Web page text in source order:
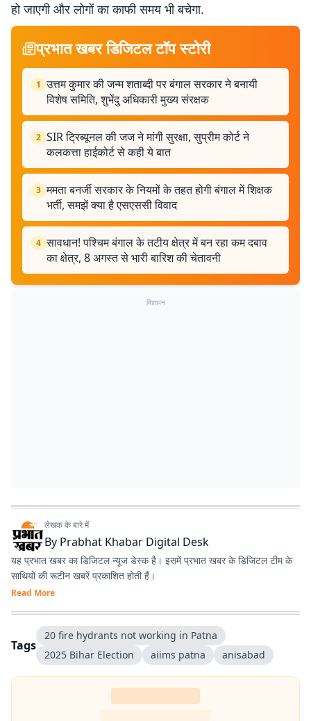
हो जाएगी और लोगों का काफी समय भी बचेगा.
प्रभात खबर डिजिटल टॉप स्टोरी
1 उत्तम कुमार की जन्म शताब्दी पर बंगाल सरकार ने बनायी
विशेष समिति, शुभेंदु अधिकारी मुख्य संरक्षक
2 SIR ट्रिब्यूनल की जज ने मांगी सुरक्षा, सुप्रीम कोर्ट ने
कलकत्ता हाईकोर्ट से कही ये बात
3 ममता बनर्जी सरकार के नियमों के तहत होगी बंगाल में शिक्षक
भर्ती, समझें क्या है एसएससी विवाद
4 सावधान! पश्चिम बंगाल के तटीय क्षेत्र में बन रहा कम दबाव
का क्षेत्र, 8 अगस्त से भारी बारिश की चेतावनी
विज्ञापन
लेखक के बारे में
By Prabhat Khabar Digital Desk
यह प्रभात खबर का डिजिटल न्यूज डेस्क है। इसमें प्रभात खबर के डिजिटल टीम के
साथियों की रूटीन खबरें प्रकाशित होती हैं।
Read More
Tags
20 fire hydrants not working in Patna
2025 Bihar Election
aiims patna anisabad